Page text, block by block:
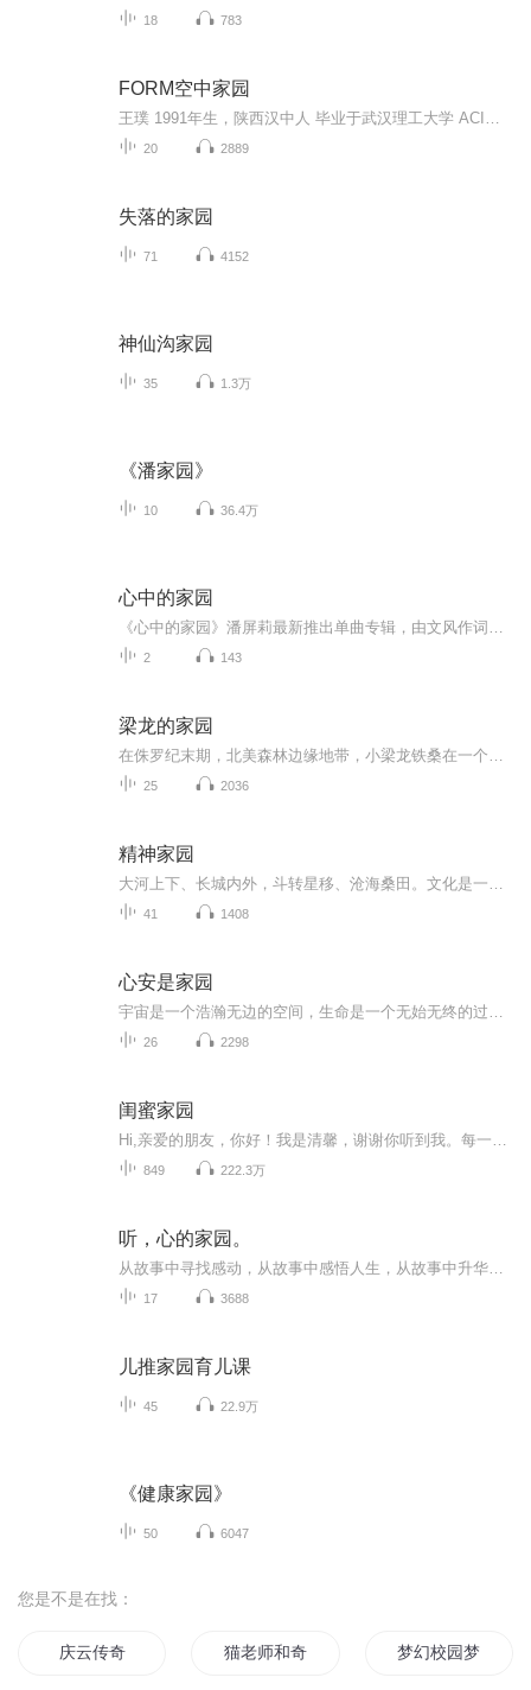
18 783
FORM空中家园
20 2889
失落的家园
71 4152
神仙沟家园
35 1.3万
《潘家园》
10 36.4万
心中的家园
2 143
梁龙的家园
25 2036
精神家园
41 1408
心安是家园
26 2298
闺蜜家园
849 222.3万
听，心的家园。
17 3688
儿推家园育儿课
45 22.9万
《健康家园》
50 6047
您是不是在找：
庆云传奇 猫老师和奇幻校园 梦幻校园梦